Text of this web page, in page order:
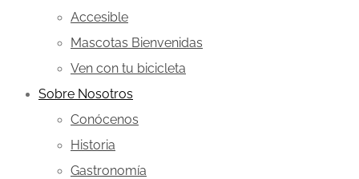
Accesible
Mascotas Bienvenidas
Ven con tu bicicleta
Sobre Nosotros
Conócenos
Historia
Gastronomía